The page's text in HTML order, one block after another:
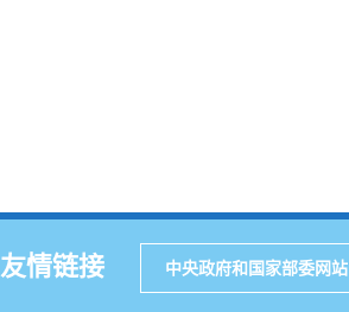
友情链接 中央政府和国家部委网站